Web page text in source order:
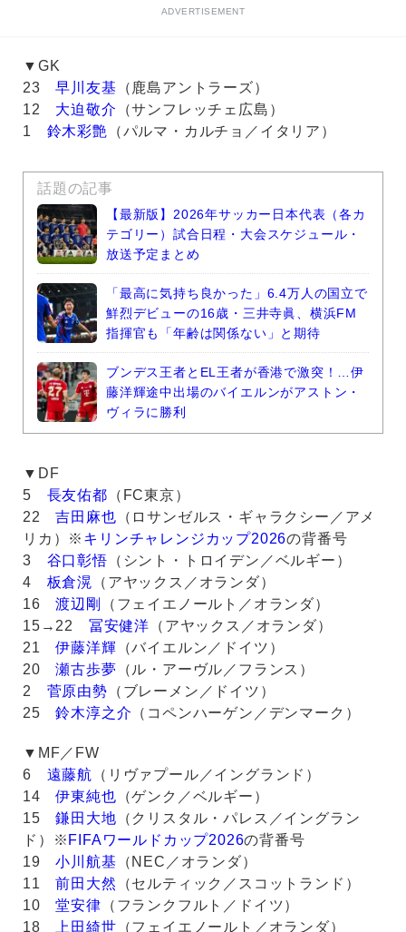
ADVERTISEMENT
▼GK
23早川友基 （鹿島アントラーズ）
12 大迫敬介 （サンフレッチェ広島）
1 鈴木彩艶 （パルマ・カルチョ／イタリア）
話題の記事
【最新版】2026年サッカー日本代表（各カ
テゴリー）試合日程・大会スケジュール・
放送予定まとめ
「最高に気持ち良かった」6.4万人の国立で
鮮烈デビューの16歳・三井寺眞、横浜FM
指揮官も「年齢は関係ない」と期待
ブンデス王者とEL王者が香港で激突！…伊
藤洋輝途中出場のバイエルンがアストン・
ヴィラに勝利
▼DF
5 長友佑都 （FC東京）
22吉田麻也 （ロサンゼルス・ギャラクシー／アメ
リカ）※ キリンチャレンジカップ2026の背番号
3 谷口彰悟 （シント・トロイデン／ベルギー）
4 板倉滉 （アヤックス／オランダ）
16渡辺剛
（フェイエノールト／オランダ）
15→22 冨安健洋 （アヤックス／オランダ）
21伊藤洋輝 （バイエルン／ドイツ）
20瀬古歩夢 （ル・アーヴル／フランス）
2 菅原由勢 （ブレーメン／ドイツ）
25鈴木淳之介 （コペンハーゲン／デンマーク）
▼MF／FW
6 遠藤航 （リヴァプール／イングランド）
14伊東純也 （ゲンク／ベルギー）
15鎌田大地 （クリスタル・パレス／イングラン
ド）※ FIFAワールドカップ2026の背番号
19小川航基 （NEC／オランダ）
11前田大然 （セルティック／スコットランド）
10堂安律 （フランクフルト／ドイツ）
18上田綺世 （フェイエノールト／オランダ）